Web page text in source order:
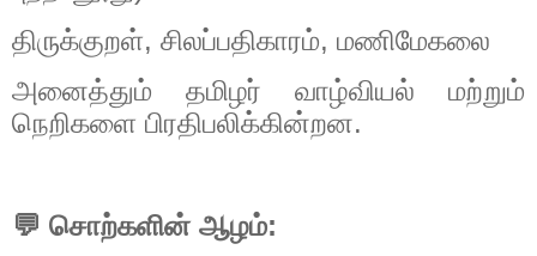
திருக்குறள், சிலப்பதிகாரம், மணிமேகலை
அனைத்தும்
தமிழர் வாழ்வியல்
மற்றும்
நெறிகளை பிரதிபலிக்கின்றன.
💬 சொற்களின் ஆழம்: